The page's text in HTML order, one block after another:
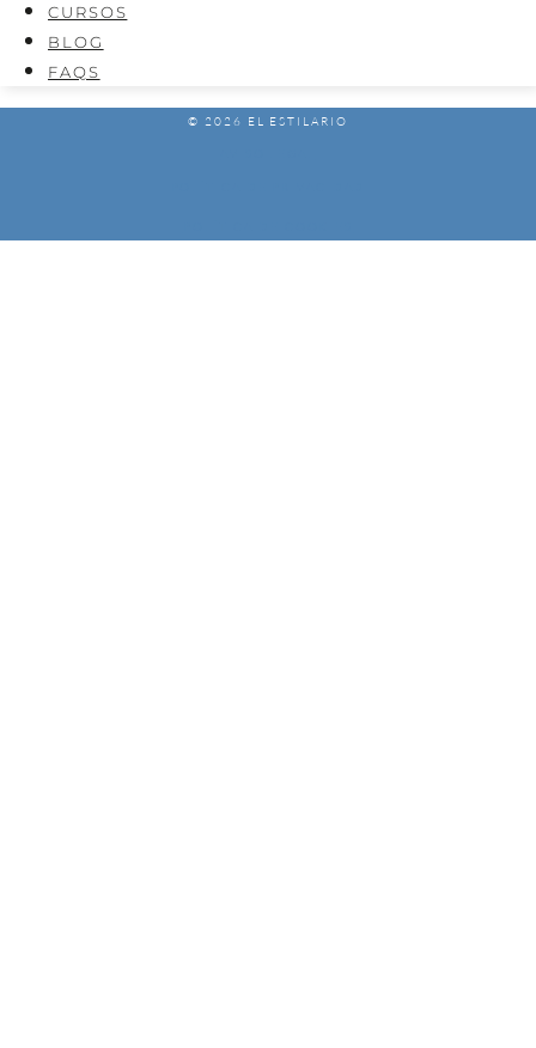
CURSOS
BLOG
FAQS
© 2026 EL ESTILARIO